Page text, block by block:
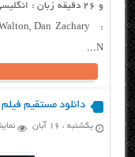
N...
دانلود مستقیم فیلم خارجی
یکشنبه ، ۱۶ آبان نمایش